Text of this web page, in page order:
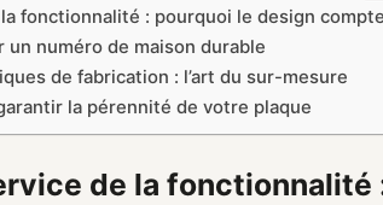
fonctionnalité : pourquoi le design
un numéro de maison durable
de fabrication : l’art du sur-mesure
la pérennité de votre plaque
de la fonctionnalité